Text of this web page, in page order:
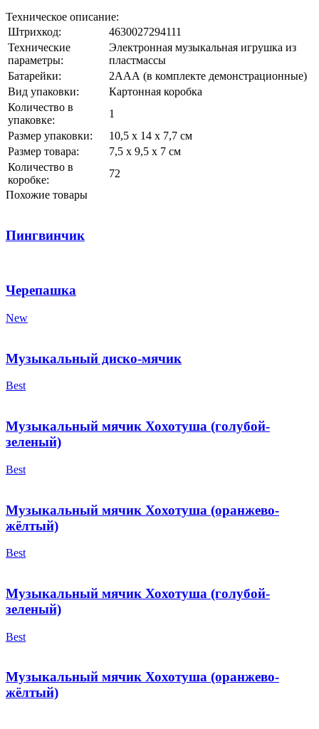
Техническое описание:
Штрихкод:
4630027294111
Технические
параметры:
Электронная музыкальная игрушка из
пластмассы
Батарейки:
2ААА (в комплекте демонстрационные)
Вид упаковки:
Картонная коробка
Количество в
упаковке:
1
Размер упаковки:
10,5 х 14 х 7,7 см
Размер товара:
7,5 х 9,5 х 7 см
Количество в
коробке:
72
Похожие товары
Пингвинчик
Черепашка
New
Музыкальный диско-мячик
Best
Музыкальный мячик Хохотуша (голубой-
зеленый)
Best
Музыкальный мячик Хохотуша (оранжево-
жёлтый)
Best
Музыкальный мячик Хохотуша (голубой-
зеленый)
Best
Музыкальный мячик Хохотуша (оранжево-
жёлтый)